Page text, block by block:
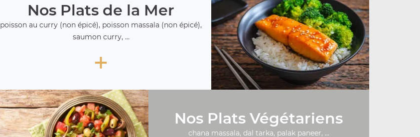
Nos Plats de la Mer
poisson au curry (non épicé), poisson massala (non épicé),
saumon curry, ...
+
Nos Plats Végétariens
chana massala, dal tarka, palak paneer, ...